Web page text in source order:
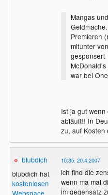
Mangas
Premieren
mitunter
gesponsert
war bei
Ist ja gut
abläuft!! In
zu, auf Kosten
blubdich
blubdich hat
kostenlosen
10:35, 20.4.2007
ich find die
wenn ma mal
im gegensatz